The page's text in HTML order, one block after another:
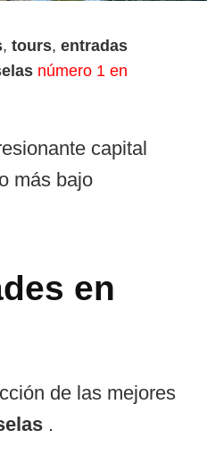
, tours, entradas
número 1 en
capital
más bajo
en
de las mejores
.